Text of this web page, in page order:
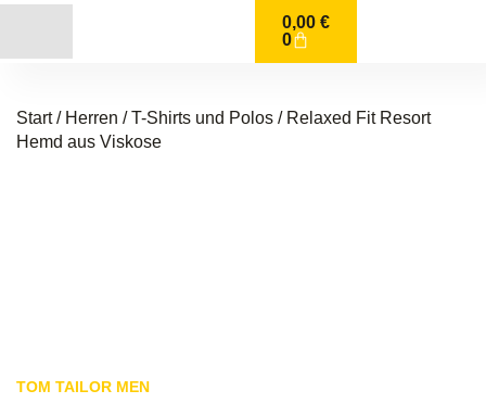
0,00 €
0
Start/ Herren /T-Shirts und Polos / Relaxed Fit Resort
Hemd aus Viskose
TOM TAILOR MEN